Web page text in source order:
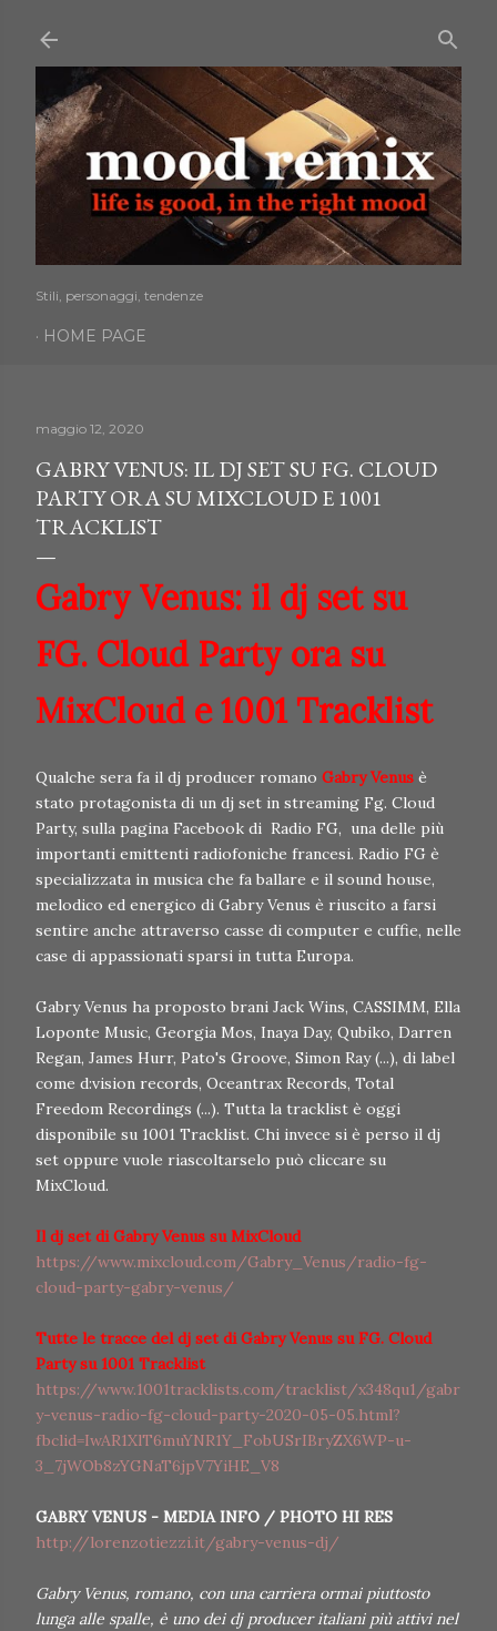
Stili, personaggi, tendenze
HOME PAGE
maggio 12, 2020
GABRY VENUS: IL DJ SET SU FG. CLOUD
PARTY ORA SU MIXCLOUD E 1001
TRACKLIST
Gabry Venus: il dj set su
FG. Cloud Party ora su
MixCloud e 1001 Tracklist
Qualche sera fa il dj producer romano Gabry Venus è
stato protagonista di un dj set in streaming Fg. Cloud
Party, sulla pagina Facebook di Radio FG, una delle più
importanti emittenti radiofoniche francesi. Radio FG è
specializzata in musica che fa ballare e il sound house,
melodico ed energico di Gabry Venus è riuscito a farsi
sentire anche attraverso casse di computer e cuffie, nelle
case di appassionati sparsi in tutta Europa.
Gabry Venus ha proposto brani Jack Wins, CASSIMM, Ella
Loponte Music, Georgia Mos, Inaya Day, Qubiko, Darren
Regan, James Hurr, Pato's Groove, Simon Ray (...), di label
come d:vision records, Oceantrax Records, Total
Freedom Recordings (...). Tutta la tracklist è oggi
disponibile su 1001 Tracklist. Chi invece si è perso il dj
set oppure vuole riascoltarselo può cliccare su
MixCloud.
Il dj set di Gabry Venus su MixCloud
https://www.mixcloud.com/Gabry_Venus/radio-fg-
cloud-party-gabry-venus/
Tutte le tracce del dj set di Gabry Venus su FG. Cloud
Party su 1001 Tracklist
https://www.1001tracklists.com/tracklist/x348qu1/gabr
y-venus-radio-fg-cloud-party-2020-05-05.html?
fbclid=IwAR1XlT6muYNR1Y_FobUSrIBryZX6WP-u-
3_7jWOb8zYGNaT6jpV7YiHE_V8
GABRY VENUS - MEDIA INFO / PHOTO HI RES
http://lorenzotiezzi.it/gabry-venus-dj/
Gabry Venus, romano, con una carriera ormai piuttosto
lunga alle spalle, è uno dei dj producer italiani più attivi nel